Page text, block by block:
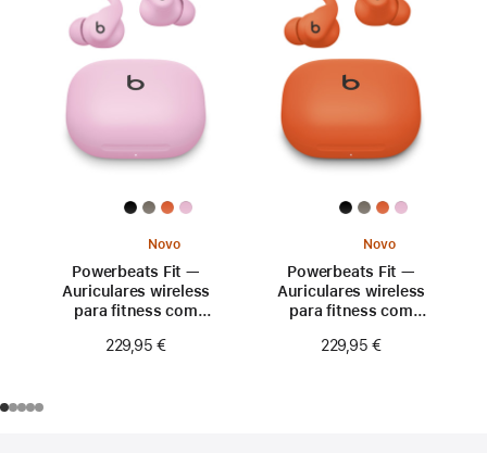
Novo
Powerbeats Fit —
Auriculares wireless
para fitness com
Rosa fogo
229,95 €
Novo
Powerbeats Fit —
Auriculares wireless
para fitness com
Laranja explosivo
229,95 €